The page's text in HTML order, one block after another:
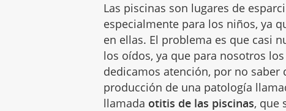
Las piscinas son lugares de
especialmente para los niños, ya
en ellas. El problema es que casi
los oídos, ya que para nosotros
dedicamos atención, por no saber
producción de una patología
llamada otitis de las piscinas, que